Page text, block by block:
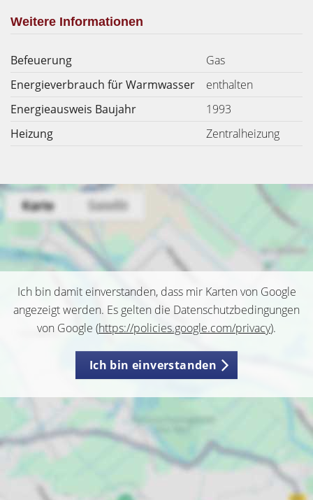
Weitere Informationen
Befeuerung
Gas
Energieverbrauch für Warmwasser
enthalten
Energieausweis Baujahr
1993
Heizung
Zentralheizung
Ich bin damit einverstanden, dass mir Karten von Google
angezeigt werden. Es gelten die Datenschutzbedingungen
von Google (https://policies.google.com/privacy).
Ich bin einverstanden